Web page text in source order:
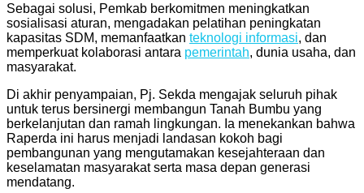
Sebagai solusi, Pemkab berkomitmen meningkatkan
sosialisasi aturan, mengadakan pelatihan peningkatan
kapasitas SDM, memanfaatkan teknologi informasi, dan
memperkuat kolaborasi antara pemerintah, dunia usaha, dan
masyarakat.
Di akhir penyampaian, Pj. Sekda mengajak seluruh pihak
untuk terus bersinergi membangun Tanah Bumbu yang
berkelanjutan dan ramah lingkungan. Ia menekankan bahwa
Raperda ini harus menjadi landasan kokoh bagi
pembangunan yang mengutamakan kesejahteraan dan
keselamatan masyarakat serta masa depan generasi
mendatang.